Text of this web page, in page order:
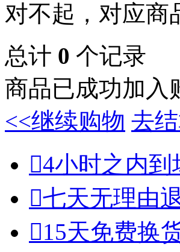
对不起，对应商
总计 0 个记录
商品已成功加入
<<继续购物 去
4小时之内
七天无理由
15天免费换